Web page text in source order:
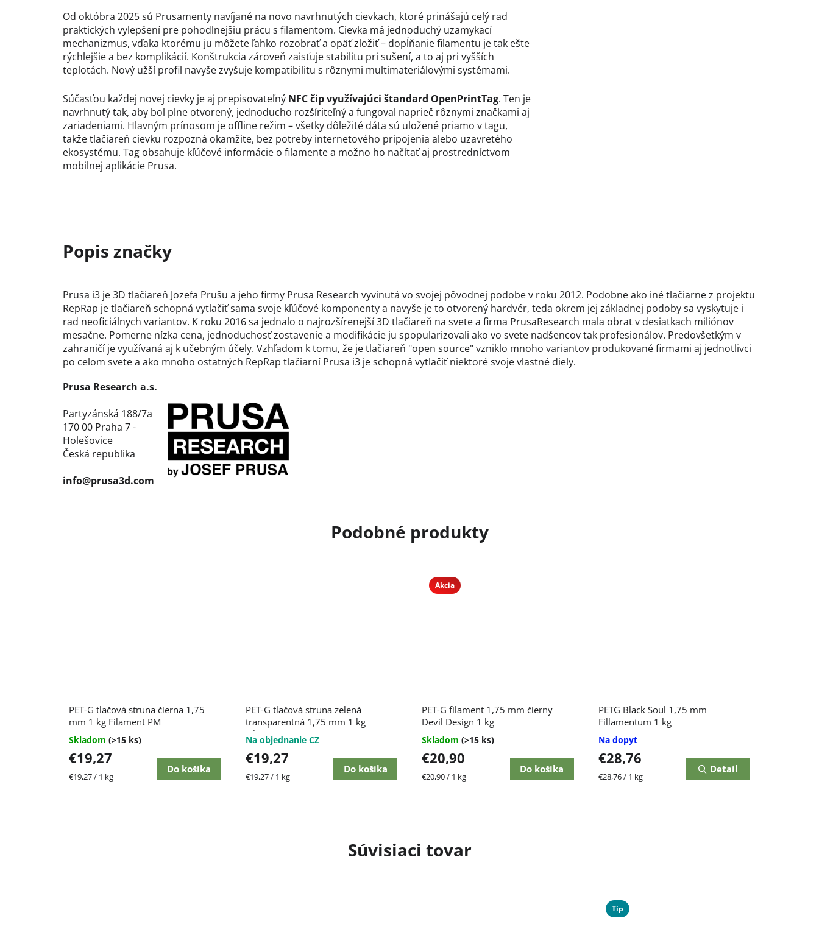
Súvisiaci tovar
Tip
Od októbra 2025 sú Prusamenty navíjané na novo navrhnutých cievkach, ktoré prinášajú celý rad
praktických vylepšení pre pohodlnejšiu prácu s filamentom. Cievka má jednoduchý uzamykací
mechanizmus, vďaka ktorému ju môžete ľahko rozobrať a opäť zložiť – dopĺňanie filamentu je tak ešte
rýchlejšie a bez komplikácií. Konštrukcia zároveň zaisťuje stabilitu pri sušení, a to aj pri vyšších
teplotách. Nový užší profil navyše zvyšuje kompatibilitu s rôznymi multimateriálovými systémami.
Súčasťou každej novej cievky je aj prepisovateľný NFC čip využívajúci štandard OpenPrintTag. Ten je
navrhnutý tak, aby bol plne otvorený, jednoducho rozšíriteľný a fungoval naprieč rôznymi značkami aj
zariadeniami. Hlavným prínosom je offline režim – všetky dôležité dáta sú uložené priamo v tagu,
takže tlačiareň cievku rozpozná okamžite, bez potreby internetového pripojenia alebo uzavretého
ekosystému. Tag obsahuje kľúčové informácie o filamente a možno ho načítať aj prostredníctvom
mobilnej aplikácie Prusa.
PET-G tlačová struna čierna 1,75
mm 1 kg Filament PM
Skladom (>15 ks)
€19,27
Jednotková
€19,27 / 1 kg
Do košíka
PET-G tlačová struna zelená
transparentná 1,75 mm 1 kg
Filament PM
Na objednanie CZ
€19,27
Jednotková
€19,27 / 1 kg
Do košíka
Akcia
PET-G filament 1,75 mm čierny
Devil Design 1 kg
hodnotenie
produktu
4,4
z
hviezdičiek.
Skladom (>15 ks)
€20,90
Jednotková
€20,90 / 1 kg
Do košíka
PETG Black Soul 1,75 mm
Fillamentum 1 kg
Na dopyt
€28,76
Jednotková
€28,76 / 1 kg
Detail
Prusa i3 je 3D tlačiareň Jozefa Prušu a jeho firmy Prusa Research vyvinutá vo svojej pôvodnej podobe v roku 2012. Podobne ako iné tlačiarne z projektu
RepRap je tlačiareň schopná vytlačiť sama svoje kľúčové komponenty a navyše je to otvorený hardvér, teda okrem jej základnej podoby sa vyskytuje i
rad neoficiálnych variantov. K roku 2016 sa jednalo o najrozšírenejší 3D tlačiareň na svete a firma PrusaResearch mala obrat v desiatkach miliónov
mesačne. Pomerne nízka cena, jednoduchosť zostavenie a modifikácie ju spopularizovali ako vo svete nadšencov tak profesionálov. Predovšetkým v
zahraničí je využívaná aj k učebným účely. Vzhľadom k tomu, že je tlačiareň "open source" vzniklo mnoho variantov produkované firmami aj jednotlivci
po celom svete a ako mnoho ostatných RepRap tlačiarní Prusa i3 je schopná vytlačiť niektoré svoje vlastné diely.
Prusa Research a.s.
Partyzánská 188/7a
170 00 Praha 7 -
Holešovice
Česká republika
info@prusa3d.com